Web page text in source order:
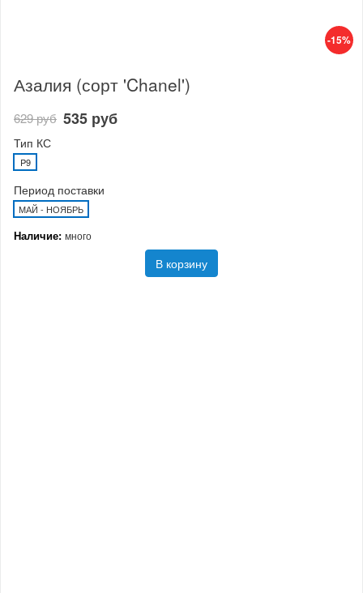
-15%
Азалия (сорт 'Chanel')
629 руб 535 руб
Тип КС
P9
Период поставки
МАЙ - НОЯБРЬ
Наличие: много
В корзину